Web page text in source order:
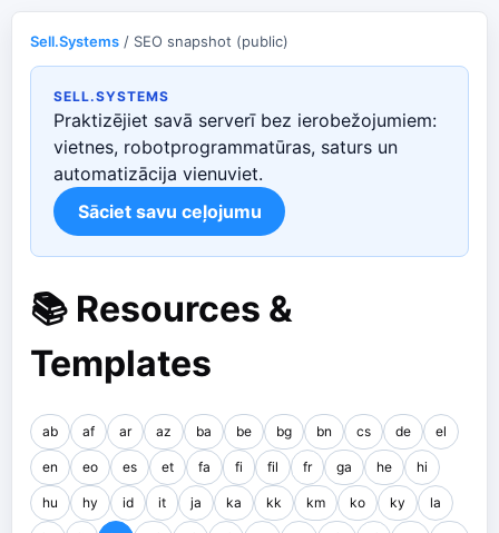
Sell.Systems / SEO snapshot (public)
SELL.SYSTEMS
Praktizējiet savā serverī bez ierobežojumiem:
vietnes, robotprogrammatūras, saturs un
automatizācija vienuviet.
Sāciet savu ceļojumu
📚 Resources &
Templates
ab af ar az ba be bg bn cs de el
en eo es et fa fi fil fr ga he hi
hu hy id it ja ka kk km ko ky la